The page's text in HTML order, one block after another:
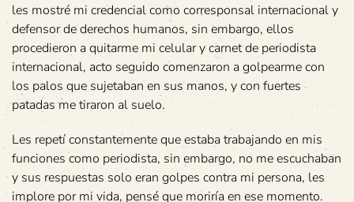
les mostré mi credencial como corresponsal internacional y
defensor de derechos humanos, sin embargo, ellos
procedieron a quitarme mi celular y carnet de periodista
internacional, acto seguido comenzaron a golpearme con
los palos que sujetaban en sus manos, y con fuertes
patadas me tiraron al suelo.
Les repetí constantemente que estaba trabajando en mis
funciones como periodista, sin embargo, no me escuchaban
y sus respuestas solo eran golpes contra mi persona, les
implore por mi vida, pensé que moriría en ese momento.